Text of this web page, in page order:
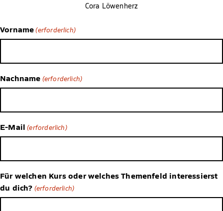
Cora Löwenherz
Vorname (erforderlich)
Nachname (erforderlich)
E-Mail (erforderlich)
Für welchen Kurs oder welches Themenfeld interessierst
du dich? (erforderlich)